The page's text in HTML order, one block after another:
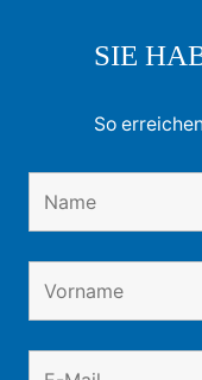
SIE
So